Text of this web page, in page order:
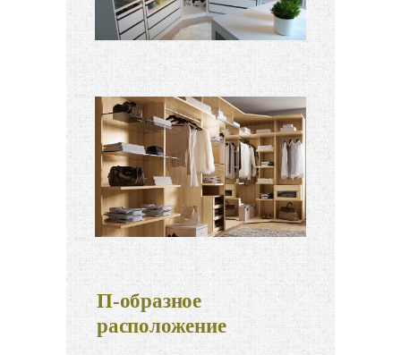
П-образное
расположение